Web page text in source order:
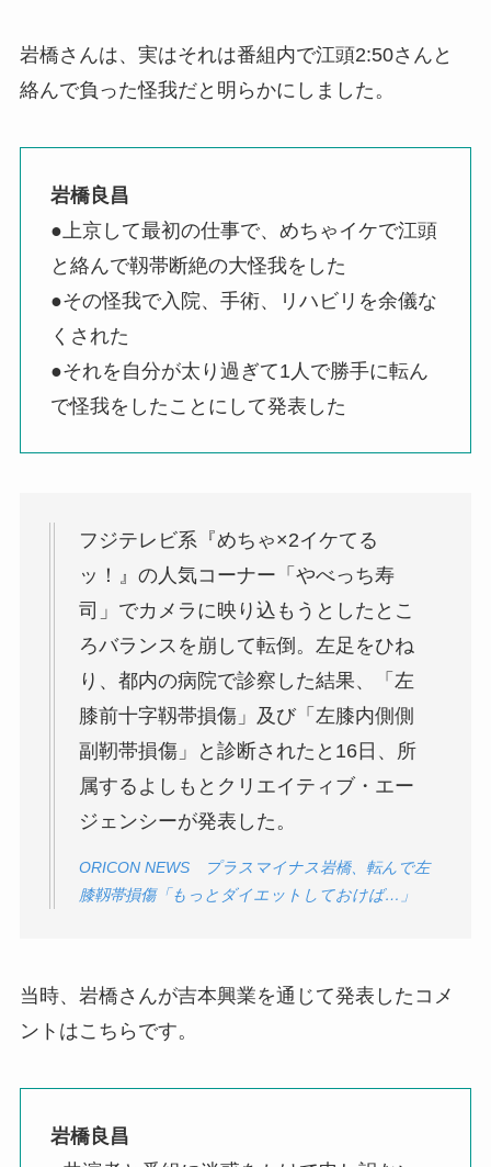
岩橋さんは、実はそれは番組内で江頭2:50さんと
絡んで負った怪我だと明らかにしました。
岩橋良昌
●上京して最初の仕事で、めちゃイケで江頭
と絡んで靱帯断絶の大怪我をした
●その怪我で入院、手術、リハビリを余儀な
くされた
●それを自分が太り過ぎて1人で勝手に転ん
で怪我をしたことにして発表した
フジテレビ系『めちゃ×2イケてる
ッ！』の人気コーナー「やべっち寿
司」でカメラに映り込もうとしたとこ
ろバランスを崩して転倒。左足をひね
り、都内の病院で診察した結果、「左
膝前十字靱帯損傷」及び「左膝内側側
副靭帯損傷」と診断されたと16日、所
属するよしもとクリエイティブ・エー
ジェンシーが発表した。
ORICON NEWS プラスマイナス岩橋、転んで左
膝靱帯損傷「もっとダイエットしておけば…」
当時、岩橋さんが吉本興業を通じて発表したコメ
ントはこちらです。
岩橋良昌